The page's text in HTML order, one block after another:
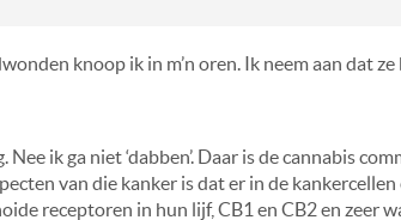
knoop ik in m’n oren. Ik neem aan dat
ik ga niet ‘dabben’. Daar is de cannabis
van die kanker is dat er in de
receptoren in hun lijf, CB1 en CB2 en zeer